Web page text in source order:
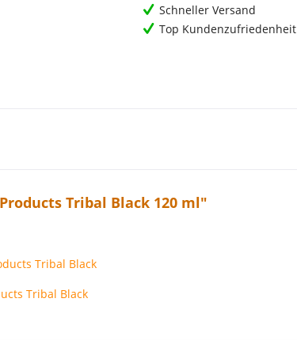
Schneller Versand
Top Kundenzufriedenheit
Tribal Black 120 ml"
Tribal Black
Tribal Black